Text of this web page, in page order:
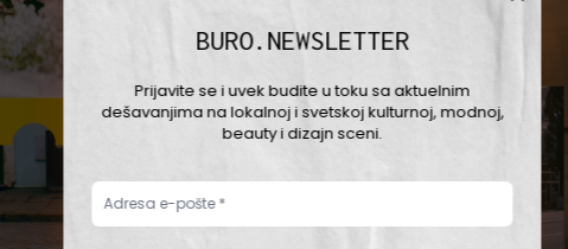
BURO.NEWSLETTER
Prijavite se i uvek budite u toku sa aktuelnim
dešavanjima na lokalnoj i svetskoj kulturnoj, modnoj,
beauty i dizajn sceni.